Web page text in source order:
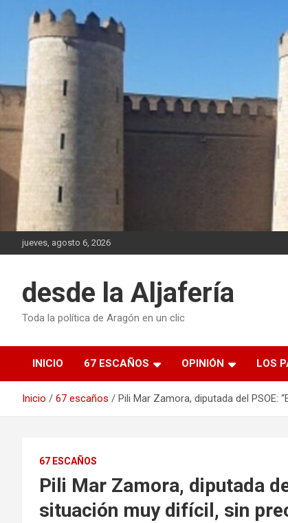
contenido
jueves, agosto 6, 2026
desde la Aljafería
Toda la política de Aragón en un clic
INICIO 67 ESCAÑOS OPINIÓN LOS
Inicio 67 escaños Pili Mar Zamora, diputada del
67 ESCAÑOS
Pili Mar Zamora, diputada
situación muy difícil, sin